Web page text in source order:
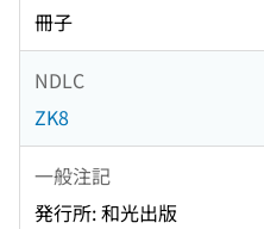
冊子
NDLC
ZK8
一般注記
発行所: 和光出版